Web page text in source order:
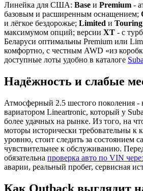
Линейка для США: Base и Premium -
базовым и расширенным оснащением;
и лёгкое бездорожье; Limited и Touring
максимумом опций; версии XT - с
Беларуси оптимальны Premium или
комфортно, с честным AWD «из
доступные лоты удобно в каталоге
Надёжность и слабые
Атмосферный 2.5 шестого поколения -
вариатором Lineartronic, который у
более удачных на рынке. Из того, на
моторы исторически требовательны к
уровню, стоит следить за состоянием
чувствительнее к обслуживанию.
обязательна проверка авто по VIN
аварии, реальный пробег, сервисная